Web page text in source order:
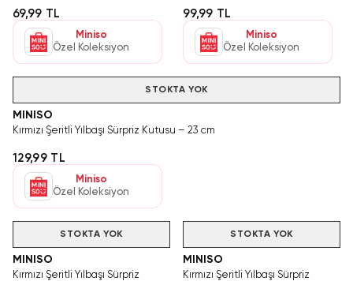
69,99 TL
Miniso
Özel Koleksiyon
99,99 TL
Miniso
Özel Koleksiyon
STOKTA YOK
MINISO
Kırmızı Şeritli Yılbaşı Sürpriz Kutusu – 23 cm
129,99 TL
Miniso
Özel Koleksiyon
STOKTA YOK
MINISO
Kırmızı Şeritli Yılbaşı Sürpriz
STOKTA YOK
MINISO
Kırmızı Şeritli Yılbaşı Sürpriz